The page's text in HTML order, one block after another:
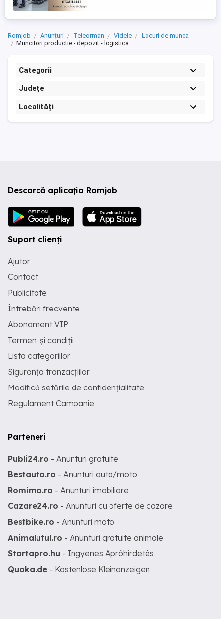
Romjob Anunțuri Teleorman Videle
Locuri de munca
Muncitori productie - depozit - logistica
Categorii
Județe
Localități
Descarcă aplicația Romjob
Suport clienți
Ajutor
Contact
Publicitate
Întrebări frecvente
Abonament VIP
Termeni și condiții
Lista categoriilor
Siguranța tranzacțiilor
Modifică setările de confidențialitate
Regulament Campanie
Parteneri
Publi24.ro - Anunturi gratuite
Bestauto.ro - Anunturi auto/moto
Romimo.ro - Anunturi imobiliare
Cazare24.ro - Anunturi cu oferte de cazare
Bestbike.ro - Anunturi moto
Animalutul.ro - Anunturi gratuite animale
Startapro.hu - Ingyenes Apróhirdetés
Quoka.de - Kostenlose Kleinanzeigen